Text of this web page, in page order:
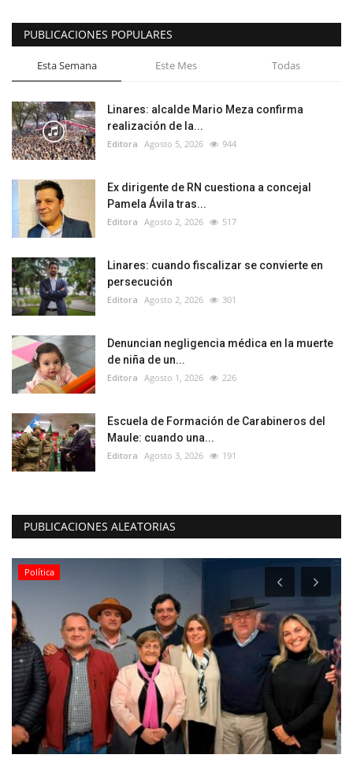
PUBLICACIONES POPULARES
Esta Semana Este Mes Todas
Linares: alcalde Mario Meza confirma
realización de la...
Editora Agosto 5, 2026 944
Ex dirigente de RN cuestiona a concejal
Pamela Ávila tras...
Editora Agosto 2, 2026 517
Linares: cuando fiscalizar se convierte en
persecución
Editora Agosto 2, 2026 301
Denuncian negligencia médica en la muerte
de niña de un...
Editora Agosto 1, 2026 226
Escuela de Formación de Carabineros del
Maule: cuando una...
Editora Agosto 3, 2026 191
PUBLICACIONES ALEATORIAS
Política